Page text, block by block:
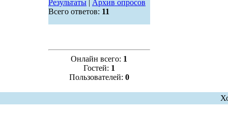
Результаты| Архив опросов
Всего ответов: 11
Онлайн всего: 1
Гостей: 1
Пользователей: 0